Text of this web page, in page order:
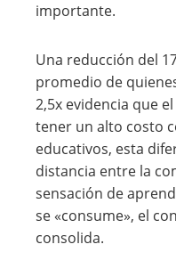
importante.
Una reducción del
promedio de
2,5x evidencia que
tener un alto costo
educativos, esta
distancia entre la
sensación de
se «consume», el
consolida.